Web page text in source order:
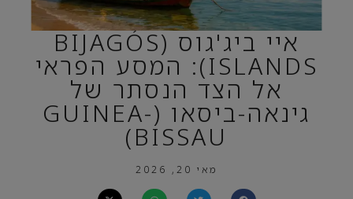
איי ביג'גוס (BIJAGÓS
ISLANDS): המסע הפראי
אל הצד הנסתר של
גינאה-ביסאו (GUINEA-
BISSAU)
מאי 20, 2026